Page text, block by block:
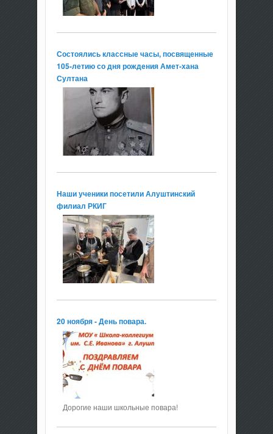
Состоялись классные часы, посвященные
105-летию со дня рождения Амет-хана
Султана
Наши ученики посетили Алуштинский
филиал РКИГ
20 ноября - День повара.
Дорогие наши школьные повара!